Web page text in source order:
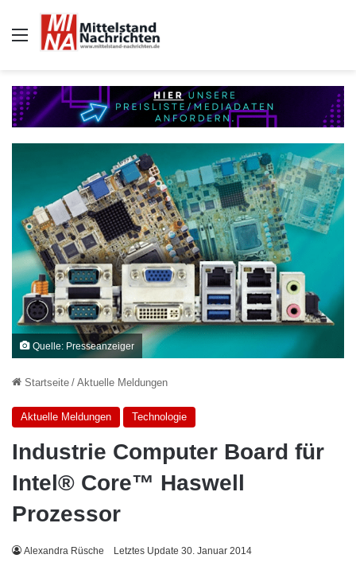
Auswahl
Quelle: Presseanzeiger
Startseite / Aktuelle Meldungen
Aktuelle Meldungen Technologie
Industrie Computer Board für
Intel® Core™ Haswell
Prozessor
Alexandra Rüsche Letztes Update 30. Januar 2014